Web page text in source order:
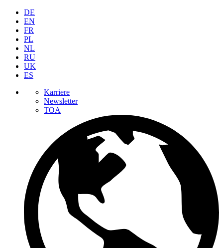
DE
EN
FR
PL
NL
RU
UK
ES
Karriere
Newsletter
TOA